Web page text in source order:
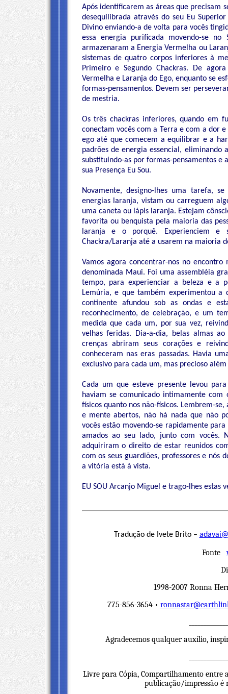
Após identificarem as áreas que precisam
desequilibrada através do seu Eu
Divino enviando-a de volta para vocês
essa energia purificada movendo-se
armazenaram a Energia Vermelha ou
sistemas de quatro corpos inferiores à
Primeiro e Segundo Chackras. De
Vermelha e Laranja do Ego, enquanto se
formas-pensamentos. Devem ser
de mestria.
Os três chackras inferiores, quando em
conectam vocês com a Terra e com a dor
ego até que comecem a equilibrar e a
padrões de energia essencial, eliminando
substituindo-as por formas-pensamentos e
sua Presença Eu Sou.
Novamente, designo-lhes uma tarefa,
energias laranja, vistam ou carreguem
uma caneta ou lápis laranja. Estejam
favorita ou benquista pela maioria das
laranja e o porquê. Experienciem e
Chackra/Laranja até a usarem na maioria
Vamos agora concentrar-nos no
denominada Maui. Foi uma assembléia
tempo, para experienciar a beleza e a
Lemúria, e que também experimentou a
continente afundou sob as ondas e
reconhecimento, de celebração, e um
medida que cada um, por sua vez,
velhas feridas. Dia-a-dia, belas almas
crenças abriram seus corações e
conheceram nas eras passadas. Havia
exclusivo para cada um, mas precioso
Cada um que esteve presente levou
haviam se comunicado intimamente com
físicos quanto nos não-físicos. Lembrem-
e mente abertos, não há nada que não
vocês estão movendo-se rapidamente
amados ao seu lado, junto com vocês.
adquiriram o direito de estar reunidos
com os seus guardiões, professores e nós
a vitória está à vista.
EU SOU Arcanjo Miguel e trago-lhes estas
Tradução de Ivete Brito –
Fonte
1998-2007 Ronna
775-856-3654 •
Agradecemos qualquer auxílio,
Livre para Cópia, Compartilhamento entre
publicação/impressão é